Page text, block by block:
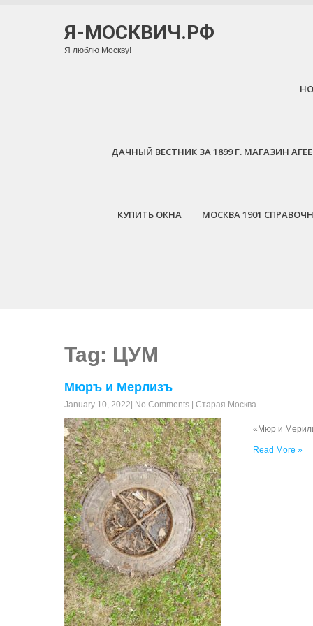
Я-МОСКВИЧ.РФ
Я люблю Москву!
ДАЧНЫЙ ВЕСТНИК ЗА 1899 Г. МАГАЗИН
КУПИТЬ ОКНА МОСКВА 1901
Tag: ЦУМ
Мюръ и Мерлизъ
January 10, 2022 No Comments Старая Москва
«Мюр и
Read More »